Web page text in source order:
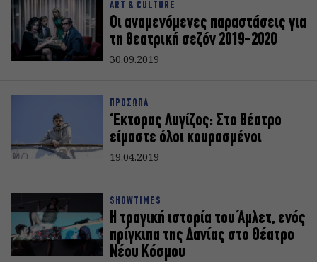
ART & CULTURE
Οι αναμενόμενες παραστάσεις για
τη θεατρική σεζόν 2019-2020
30.09.2019
ΠΡΟΣΩΠΑ
‘Εκτορας Λυγίζος: Στο θέατρο
είμαστε όλοι κουρασμένοι
19.04.2019
SHOWTIMES
Η τραγική ιστορία του Άμλετ, ενός
πρίγκιπα της Δανίας στο Θέατρο
Νέου Κόσμου